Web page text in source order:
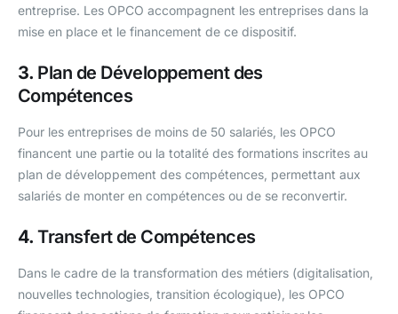
entreprise. Les OPCO accompagnent les entreprises dans la
mise en place et le financement de ce dispositif.
3. Plan de Développement des
Compétences
Pour les entreprises de moins de 50 salariés, les OPCO
financent une partie ou la totalité des formations inscrites au
plan de développement des compétences, permettant aux
salariés de monter en compétences ou de se reconvertir.
4.Transfert de Compétences
Dans le cadre de la transformation des métiers (digitalisation,
nouvelles technologies, transition écologique), les OPCO